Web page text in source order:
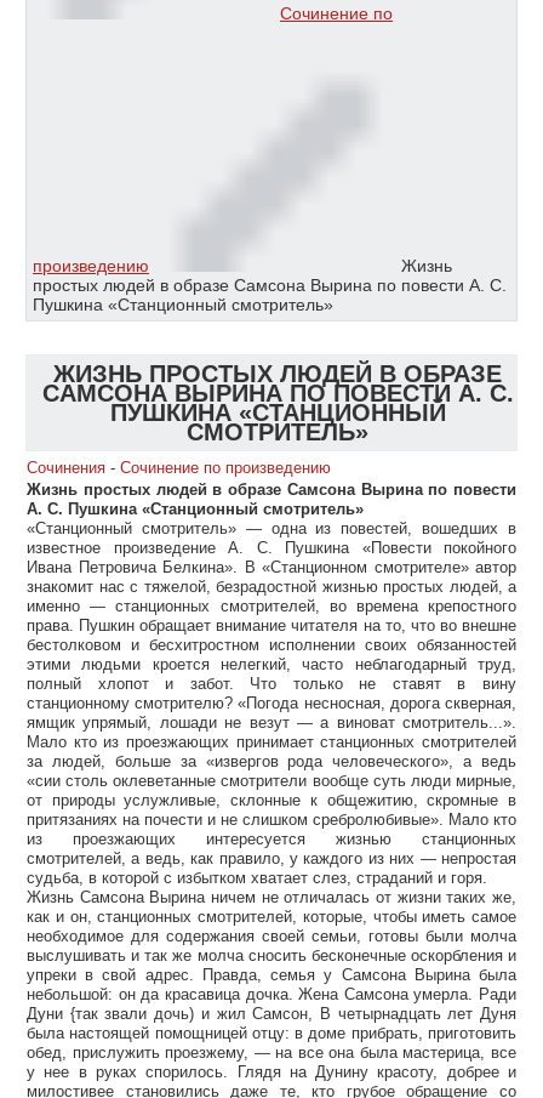
Сочинение по
произведению
Жизнь
простых людей в образе Самсона Вырина по повести А. С.
Пушкина «Станционный смотритель»
ЖИЗНЬ ПРОСТЫХ ЛЮДЕЙ В ОБРАЗЕ
САМСОНА ВЫРИНА ПО ПОВЕСТИ А. С.
ПУШКИНА «СТАНЦИОННЫЙ
СМОТРИТЕЛЬ»
Сочинения - Сочинение по произведению
Жизнь простых людей в образе Самсона Вырина по повести
А. С. Пушкина «Станционный смотритель»
«Станционный смотритель» — одна из повестей, вошедших в
известное произведение А. С. Пушкина «Повести покойного
Ивана Петровича Белкина». В «Станционном смотрителе» автор
знакомит нас с тяжелой, безрадостной жизнью простых людей, а
именно — станционных смотрителей, во времена крепостного
права. Пушкин обращает внимание читателя на то, что во внешне
бестолковом и бесхитростном исполнении своих обязанностей
этими людьми кроется нелегкий, часто неблагодарный труд,
полный хлопот и забот. Что только не ставят в вину
станционному смотрителю? «Погода несносная, дорога скверная,
ямщик упрямый, лошади не везут — а виноват смотритель...».
Мало кто из проезжающих принимает станционных смотрителей
за людей, больше за «извергов рода человеческого», а ведь
«сии столь оклеветанные смотрители вообще суть люди мирные,
от природы услужливые, склонные к общежитию, скромные в
притязаниях на почести и не слишком сребролюбивые». Мало кто
из проезжающих интересуется жизнью станционных
смотрителей, а ведь, как правило, у каждого из них — непростая
судьба, в которой с избытком хватает слез, страданий и горя.
Жизнь Самсона Вырина ничем не отличалась от жизни таких же,
как и он, станционных смотрителей, которые, чтобы иметь самое
необходимое для содержания своей семьи, готовы были молча
выслушивать и так же молча сносить бесконечные оскорбления и
упреки в свой адрес. Правда, семья у Самсона Вырина была
небольшой: он да красавица дочка. Жена Самсона умерла. Ради
Дуни {так звали дочь) и жил Самсон, В четырнадцать лет Дуня
была настоящей помощницей отцу: в доме прибрать, приготовить
обед, прислужить проезжему, — на все она была мастерица, все
у нее в руках спорилось. Глядя на Дунину красоту, добрее и
милостивее становились даже те, кто грубое обращение со